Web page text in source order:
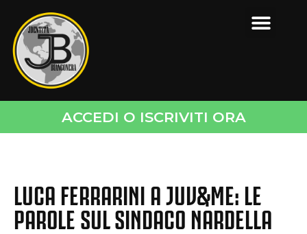
ACCEDI O ISCRIVITI ORA
LUCA FERRARINI A JUV&ME: LE
PAROLE SUL SINDACO NARDELLA